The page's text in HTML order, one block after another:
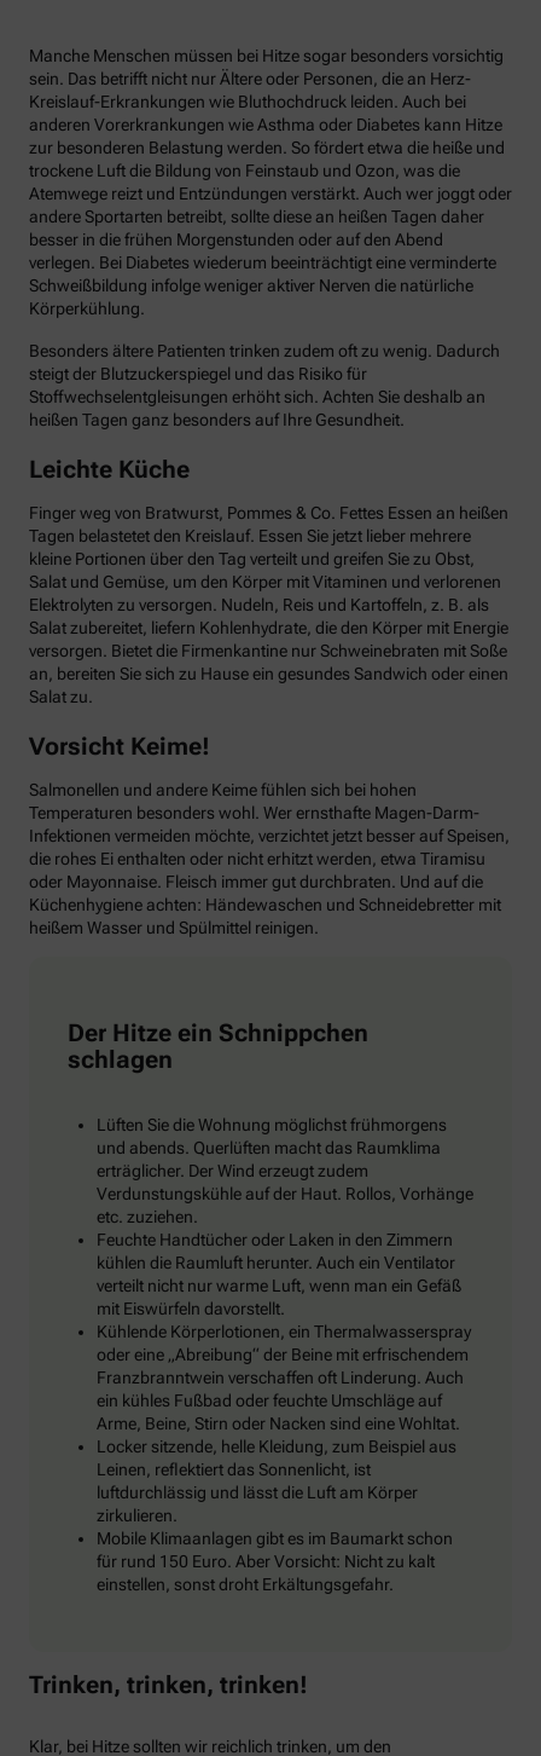
Manche Menschen müssen bei Hitze sogar besonders vorsichtig
sein. Das betrifft nicht nur Ältere oder Personen, die an Herz-
Kreislauf-Erkrankungen wie Bluthochdruck leiden. Auch bei
anderen Vorerkrankungen wie Asthma oder Diabetes kann Hitze
zur besonderen Belastung werden. So fördert etwa die heiße und
trockene Luft die Bildung von Feinstaub und Ozon, was die
Atemwege reizt und Entzündungen verstärkt. Auch wer joggt oder
andere Sportarten betreibt, sollte diese an heißen Tagen daher
besser in die frühen Morgenstunden oder auf den Abend
verlegen. Bei Diabetes wiederum beeinträchtigt eine verminderte
Schweißbildung infolge weniger aktiver Nerven die natürliche
Körperkühlung.
Besonders ältere Patienten trinken zudem oft zu wenig. Dadurch
steigt der Blutzuckerspiegel und das Risiko für
Stoffwechselentgleisungen erhöht sich. Achten Sie deshalb an
heißen Tagen ganz besonders auf Ihre Gesundheit.
Leichte Küche
Finger weg von Bratwurst, Pommes & Co. Fettes Essen an heißen
Tagen belastetet den Kreislauf. Essen Sie jetzt lieber mehrere
kleine Portionen über den Tag verteilt und greifen Sie zu Obst,
Salat und Gemüse, um den Körper mit Vitaminen und verlorenen
Elektrolyten zu versorgen. Nudeln, Reis und Kartoffeln, z. B. als
Salat zubereitet, liefern Kohlenhydrate, die den Körper mit Energie
versorgen. Bietet die Firmenkantine nur Schweinebraten mit Soße
an, bereiten Sie sich zu Hause ein gesundes Sandwich oder einen
Salat zu.
Vorsicht Keime!
Salmonellen und andere Keime fühlen sich bei hohen
Temperaturen besonders wohl. Wer ernsthafte Magen-Darm-
Infektionen vermeiden möchte, verzichtet jetzt besser auf Speisen,
die rohes Ei enthalten oder nicht erhitzt werden, etwa Tiramisu
oder Mayonnaise. Fleisch immer gut durchbraten. Und auf die
Küchenhygiene achten: Händewaschen und Schneidebretter mit
heißem Wasser und Spülmittel reinigen.
Der Hitze ein Schnippchen
schlagen
Lüften Sie die Wohnung möglichst frühmorgens
und abends. Querlüften macht das Raumklima
erträglicher. Der Wind erzeugt zudem
Verdunstungskühle auf der Haut. Rollos, Vorhänge
etc. zuziehen.
Feuchte Handtücher oder Laken in den Zimmern
kühlen die Raumluft herunter. Auch ein Ventilator
verteilt nicht nur warme Luft, wenn man ein Gefäß
mit Eiswürfeln davorstellt.
Kühlende Körperlotionen, ein Thermalwasserspray
oder eine „Abreibung“ der Beine mit erfrischendem
Franzbranntwein verschaffen oft Linderung. Auch
ein kühles Fußbad oder feuchte Umschläge auf
Arme, Beine, Stirn oder Nacken sind eine Wohltat.
Locker sitzende, helle Kleidung, zum Beispiel aus
Leinen, reflektiert das Sonnenlicht, ist
luftdurchlässig und lässt die Luft am Körper
zirkulieren.
Mobile Klimaanlagen gibt es im Baumarkt schon
für rund 150 Euro. Aber Vorsicht: Nicht zu kalt
einstellen, sonst droht Erkältungsgefahr.
Trinken, trinken, trinken!
Klar, bei Hitze sollten wir reichlich trinken, um den